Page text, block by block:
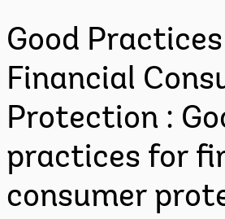
Good
Financial
Protection :
practices for
consumer